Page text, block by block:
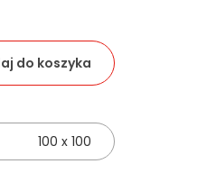
do koszyka
100 x 100